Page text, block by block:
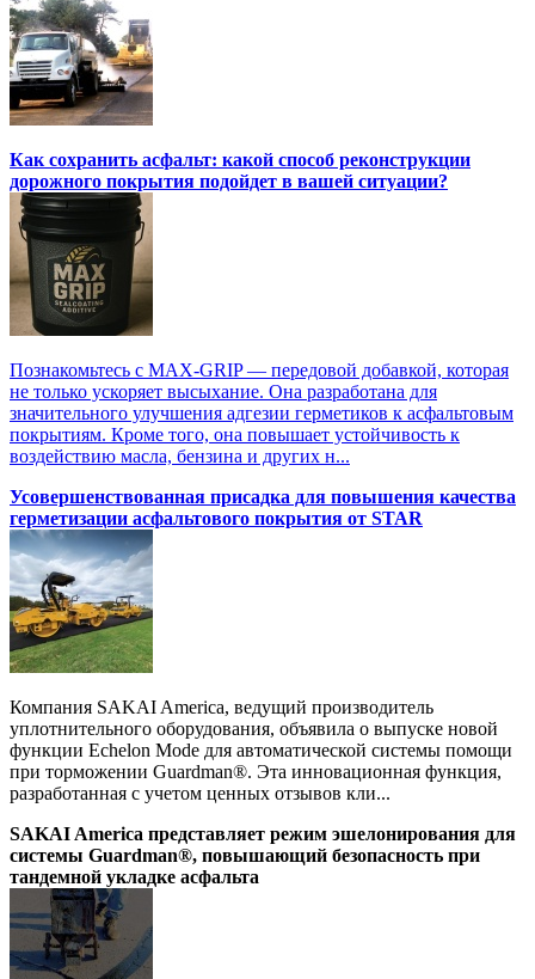
Как сохранить асфальт: какой способ реконструкции
дорожного покрытия подойдет в вашей ситуации?
Познакомьтесь с MAX-GRIP — передовой добавкой, которая
не только ускоряет высыхание. Она разработана для
значительного улучшения адгезии герметиков к асфальтовым
покрытиям. Кроме того, она повышает устойчивость к
воздействию масла, бензина и других н...
Усовершенствованная присадка для повышения качества
герметизации асфальтового покрытия от STAR
Компания SAKAI America, ведущий производитель
уплотнительного оборудования, объявила о выпуске новой
функции Echelon Mode для автоматической системы помощи
при торможении Guardman®. Эта инновационная функция,
разработанная с учетом ценных отзывов кли...
SAKAI America представляет режим эшелонирования для
системы Guardman®, повышающий безопасность при
тандемной укладке асфальта